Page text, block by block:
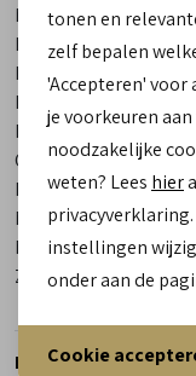
Merk
Leveranciercode
Bestelcode
Breedtemaat
Los voetbed
Categorie
Kleur
Materiaal buitenkant
Materiaal binnenkant
Zool
Retourneren
Terug
tonen en
zelf bepalen
'Accepteren'
je voorkeuren
noodzakelijke
weten? Lees hier
instellingen
onder aan de
Cookie